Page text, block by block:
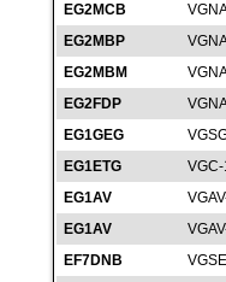
EG2MCB
EG2MBP
EG2MBM
EG2FDP
EG1GEG
EG1ETG
EG1AV
EG1AV
EF7DNB